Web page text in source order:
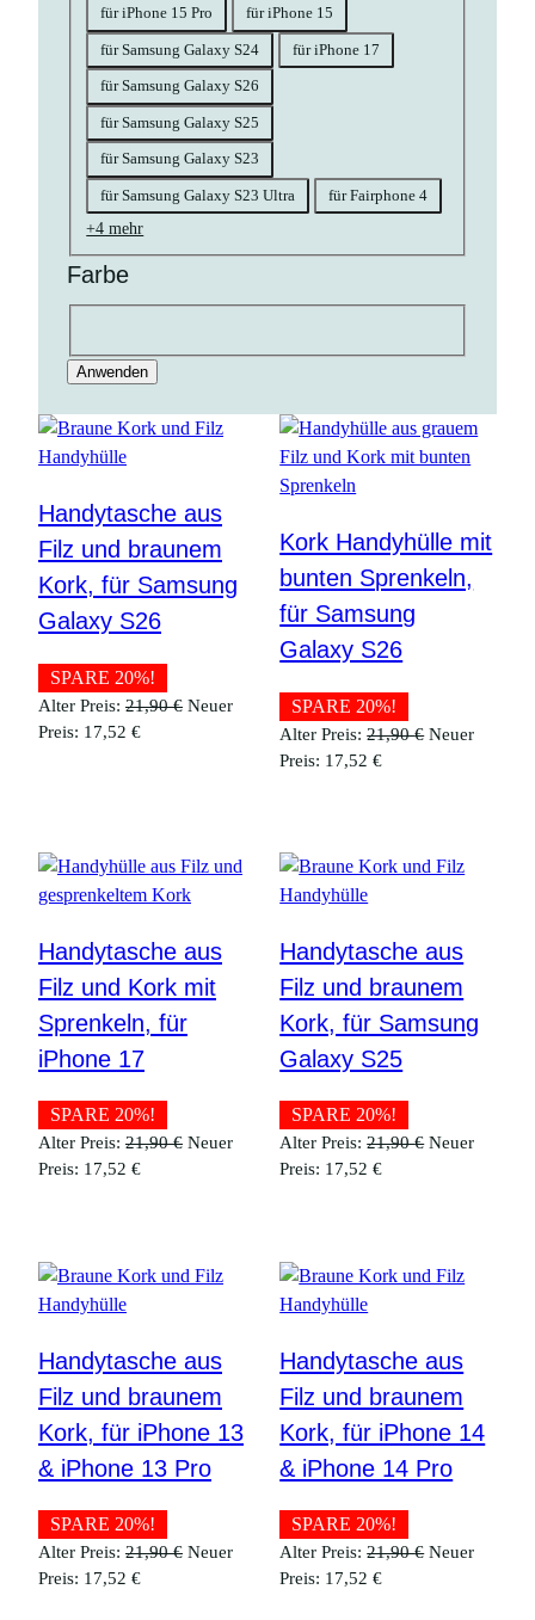
für iPhone 15 Pro für iPhone 15
für Samsung Galaxy S24 für iPhone 17
für Samsung Galaxy S26
für Samsung Galaxy S25
für Samsung Galaxy S23
für Samsung Galaxy S23 Ultra für Fairphone 4
+4 mehr
Farbe
Anwenden
Handytasche aus
Filz und braunem
Kork, für Samsung
Galaxy S26
SPARE 20%!
Alter Preis: 21,90€ Ursprünglicher
Neuer
Preis: 17,52 €Aktueller
Kork Handyhülle mit
bunten Sprenkeln,
für Samsung
Galaxy S26
SPARE 20%!
Alter Preis: 21,90€ Neuer
Preis: 17,52€Aktueller
Handytasche aus
Filz und Kork mit
Sprenkeln, für
iPhone 17
SPARE 20%!
Alter Preis: 21,90€ Ursprünglicher
Neuer
Preis: 17,52 €Aktueller
Handytasche aus
Filz und braunem
Kork, für Samsung
Galaxy S25
SPARE 20%!
Alter Preis: 21,90€ Neuer
Preis: 17,52€Aktueller
Handytasche aus
Filz und braunem
Kork, für iPhone 13
& iPhone 13 Pro
SPARE 20%!
Alter Preis: 21,90€ Ursprünglicher
Neuer
Preis: 17,52 €Aktueller
Handytasche aus
Filz und braunem
Kork, für iPhone 14
& iPhone 14 Pro
SPARE 20%!
Alter Preis: 21,90€ Neuer
Preis: 17,52€Aktueller